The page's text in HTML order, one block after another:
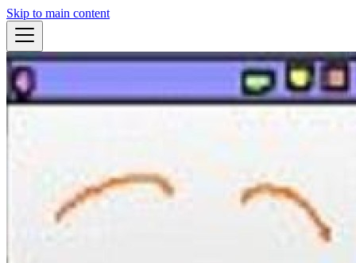
Skip to main content